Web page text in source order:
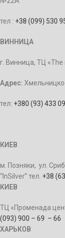
тел : +38 (099) 530
ВИННИЦА
г. Винница, ТЦ «The
Адрес:
тел: +380 (93) 433
КИЕВ
м. Позняки, ул.
“InSilver” тел. +38
КИЕВ
ТЦ «Променада
(093) 900 – 69 – 66
ХАРЬКОВ